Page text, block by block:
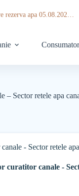
– Sector retele apa
- Sector retele
curatitor canale -